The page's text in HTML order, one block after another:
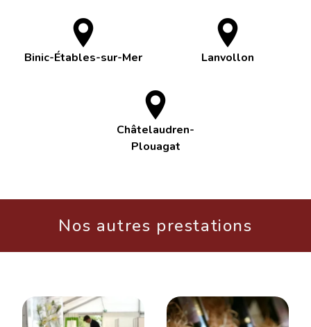
Binic-Étables-sur-Mer Lanvollon
Châtelaudren-
Plouagat
Nos autres prestations